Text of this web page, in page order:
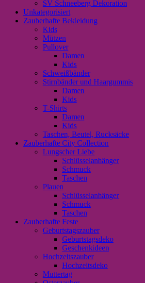
SV Schneeberg Dekoration
Unkategorisiert
Zauberhafte Bekleidung
Kids
Mützen
Pullover
Damen
Kids
Schweißbänder
Stirnbänder und Haargummis
Damen
Kids
T-Shirts
Damen
Kids
Taschen, Beutel, Rucksäcke
Zauberhafte City Collection
Lungscher Liebe
Schlüsselanhänger
Schmuck
Taschen
Plauen
Schlüsselanhänger
Schmuck
Taschen
Zauberhafte Feste
Geburtstagszauber
Geburtstagsdeko
Geschenkideen
Hochzeitszauber
Hochzeitsdeko
Muttertag